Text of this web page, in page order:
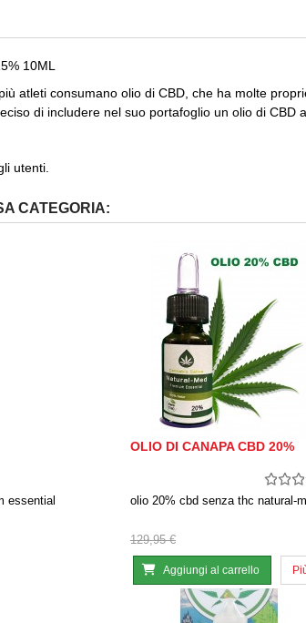
10ML
atleti consumano olio di CBD, che ha molte
di includere nel suo portafoglio un olio di CBD
utenti.
CATEGORIA:
essential
OLIO DI CANAPA CBD 20%
olio 20% cbd senza thc natural-
129,95 €
Aggiungi al carrello